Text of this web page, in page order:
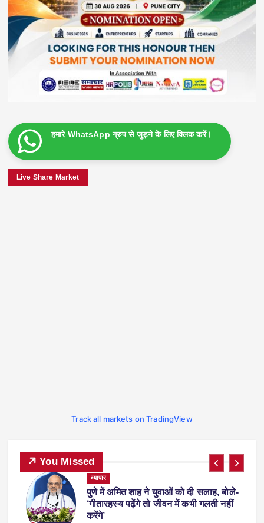
हमारे WhatsApp ग्रुप से जुड़ने के लिए क्लिक करें।
Live Share Market
Track all markets on TradingView
You Missed
सलाह, बोले-
गलती नहीं
फीफा वर्ल्ड कप 2026 से लौटते समय
हालैंड अपने साथ ले आए ‘व्हिस्की